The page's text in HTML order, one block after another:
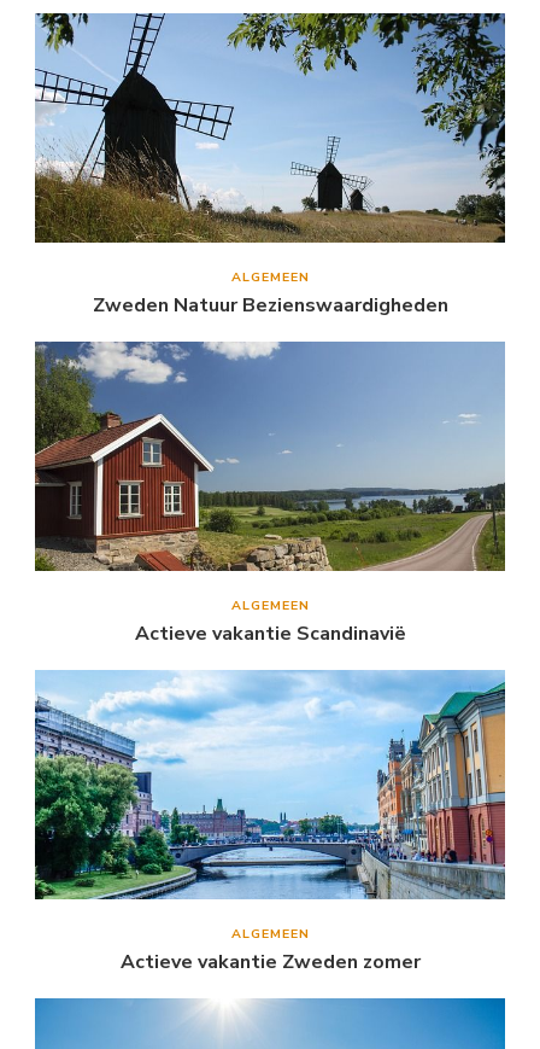
ALGEMEEN
Zweden Natuur Bezienswaardigheden
ALGEMEEN
Actieve vakantie Scandinavië
ALGEMEEN
Actieve vakantie Zweden zomer